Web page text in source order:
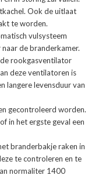
Ook de uitlaat
te worden.
vulsysteem
de branderkamer.
rookgasventilator
deze ventilatoren is
langere levensduur van
gecontroleerd worden.
in het ergste geval een
branderbakje raken in
te controleren en te
normaliter 1400